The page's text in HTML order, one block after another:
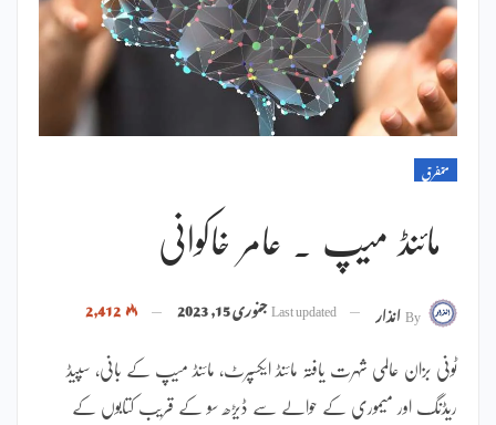
متفرق
مائنڈ میپ ۔ عامر خاکوانی
Byانذار Last updatedجنوری 15, 2023
ٹونی بزان عالمی شہرت یافتہ مائنڈ ایکسپرٹ، مائنڈ میپ کے بانی، سپیڈ
ریڈنگ اور میموری کے حوالے سے ڈیڑھ سو کے قریب کتابوں کے